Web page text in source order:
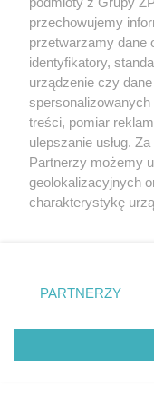
Przyszłość
kadrze.
karierę?
ZOBACZ
przechowujemy
przetwarzamy dane
identyfikatory,
urządzenie czy
treści, pomiar
ulepszanie usług.
Partnerzy możemy
geolokalizacyjnych
charakterystykę
zmienić/wycofać
znajdujący się w
rodzaje
użytkownika, ale
przetwarzaniu.
PARTNERZY